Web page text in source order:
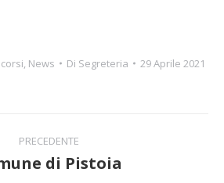
, News Di Segreteria 29 Aprile 2021
PRECEDENTE
Post
di Pistoia